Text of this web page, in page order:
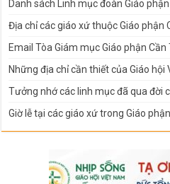
Danh sách Linh mục đoàn Giáo
Địa chỉ các giáo xứ thuộc Giáo phận
Email Tòa Giám mục Giáo phận Cần
Những địa chỉ cần thiết của Giáo hội
Tưởng nhớ các linh mục đã qua đời
Giờ lễ tại các giáo xứ trong Giáo